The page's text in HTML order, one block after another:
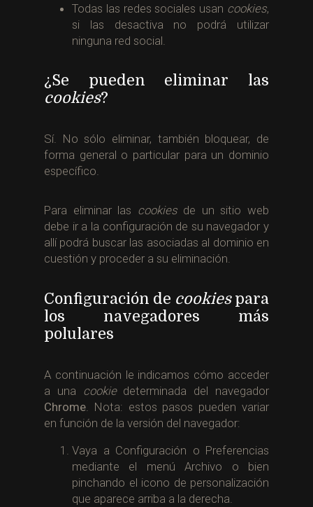
Todas las redes sociales usan cookies,
si las desactiva no podrá utilizar
ninguna red social.
¿Se pueden eliminar las
cookies?
Sí. No sólo eliminar, también bloquear, de
forma general o particular para un dominio
específico.
Para eliminar las cookiesde un sitio web
debe ir a la configuración de su navegador y
allí podrá buscar las asociadas al dominio en
cuestión y proceder a su eliminación.
Configuración de cookiespara
los navegadores más
polulares
A continuación le indicamos cómo acceder
a una cookiedeterminada del navegador
Chrome . Nota: estos pasos pueden variar
en función de la versión del navegador:
Vaya a Configuración o Preferencias
mediante el menú Archivo o bien
pinchando el icono de personalización
que aparece arriba a la derecha.